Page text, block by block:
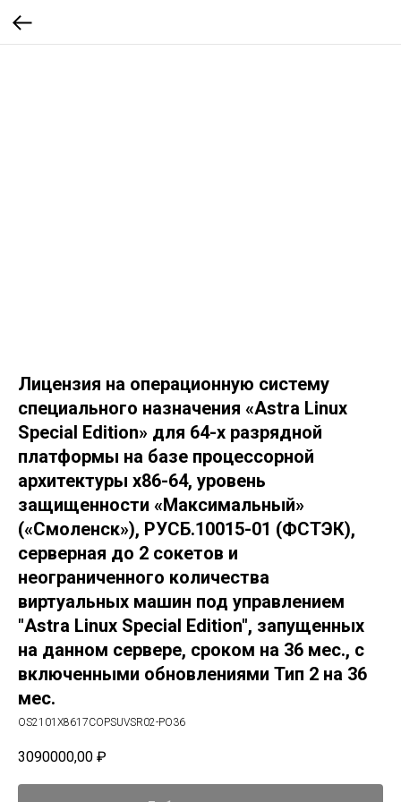
Лицензия на операционную систему
специального назначения «Astra Linux
Special Edition» для 64-х разрядной
платформы на базе процессорной
архитектуры х86-64, уровень
защищенности «Максимальный»
(«Смоленск»), РУСБ.10015-01 (ФСТЭК),
серверная до 2 сокетов и
неограниченного количества
виртуальных машин под управлением
"Astra Linux Special Edition", запущенных
на данном сервере, сроком на 36 мес., с
включенными обновлениями Тип 2 на 36
мес.
OS2101X8617COPSUVSR02-PO36
3090000,00 ₽